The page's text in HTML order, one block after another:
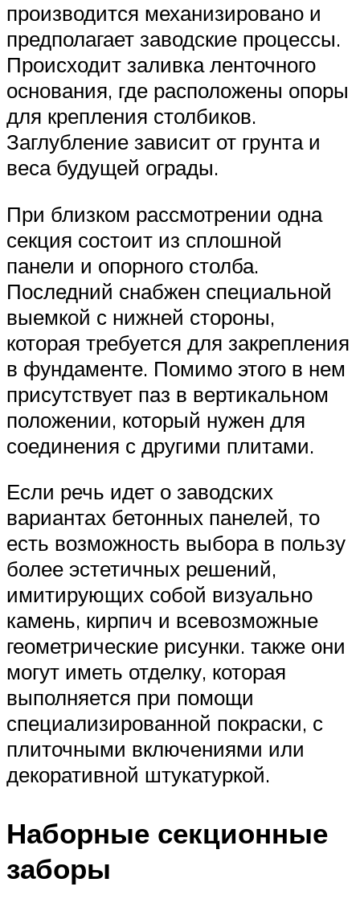
производится механизировано и
предполагает заводские процессы.
Происходит заливка ленточного
основания, где расположены опоры
для крепления столбиков.
Заглубление зависит от грунта и
веса будущей ограды.
При близком рассмотрении одна
секция состоит из сплошной
панели и опорного столба.
Последний снабжен специальной
выемкой с нижней стороны,
которая требуется для закрепления
в фундаменте. Помимо этого в нем
присутствует паз в вертикальном
положении, который нужен для
соединения с другими плитами.
Если речь идет о заводских
вариантах бетонных панелей, то
есть возможность выбора в пользу
более эстетичных решений,
имитирующих собой визуально
камень, кирпич и всевозможные
геометрические рисунки. также они
могут иметь отделку, которая
выполняется при помощи
специализированной покраски, с
плиточными включениями или
декоративной штукатуркой.
Наборные секционные
заборы